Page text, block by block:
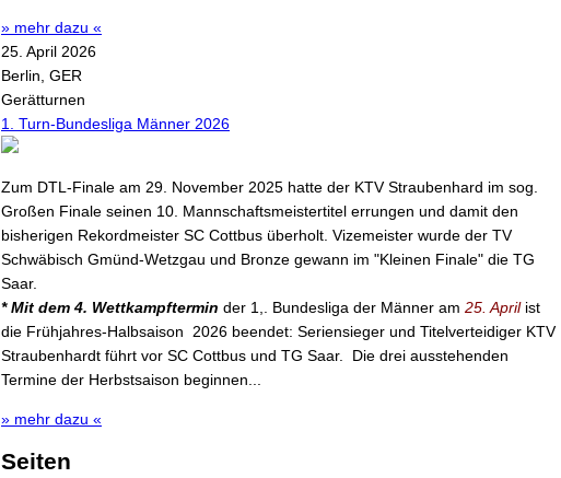
» mehr dazu «
25. April 2026
Berlin, GER
Gerätturnen
1. Turn-Bundesliga Männer 2026
Zum DTL-Finale am 29. November 2025 hatte der KTV Straubenhard im sog.
Großen Finale seinen 10. Mannschaftsmeistertitel errungen und damit den
bisherigen Rekordmeister SC Cottbus überholt. Vizemeister wurde der TV
Schwäbisch Gmünd-Wetzgau und Bronze gewann im "Kleinen Finale" die TG
Saar.
* Mit dem 4. Wettkampftermin der 1,. Bundesliga der Männer am 25. Aprilist
die Frühjahres-Halbsaison 2026 beendet: Seriensieger und Titelverteidiger KTV
Straubenhardt führt vor SC Cottbus und TG Saar. Die drei ausstehenden
Termine der Herbstsaison beginnen...
» mehr dazu «
Seiten